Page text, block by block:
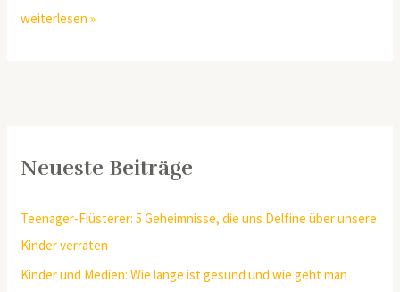
weiterlesen »
Neueste Beiträge
Teenager-Flüsterer: 5 Geheimnisse, die uns Delfine über unsere
Kinder verraten
Kinder und Medien: Wie lange ist gesund und wie geht man